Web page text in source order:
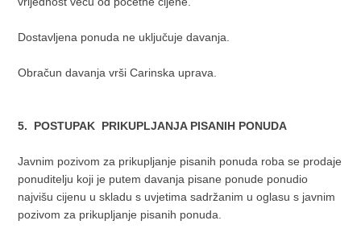
Dostavljena ponuda ne uključuje davanja.
Obračun davanja vrši Carinska uprava.
5. POSTUPAK PRIKUPLJANJA PISANIH PONUDA
Javnim pozivom za prikupljanje pisanih ponuda roba se prodaje
ponuditelju koji je putem davanja pisane ponude ponudio
najvišu cijenu u skladu s uvjetima sadržanim u oglasu s javnim
pozivom za prikupljanje pisanih ponuda.